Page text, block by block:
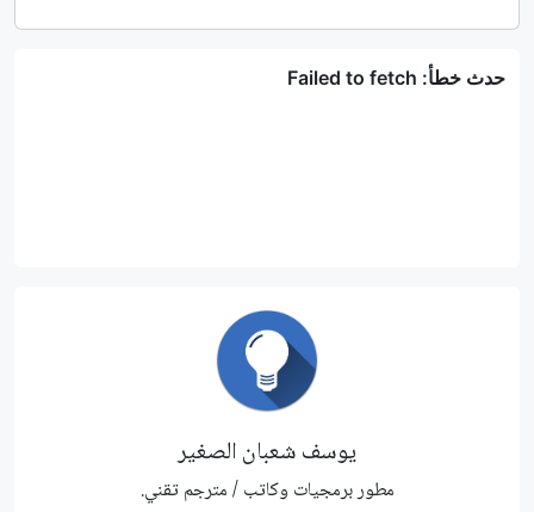
يوسف شعبان الصغير
مطور برمجيات وكاتب / مترجم تقني.